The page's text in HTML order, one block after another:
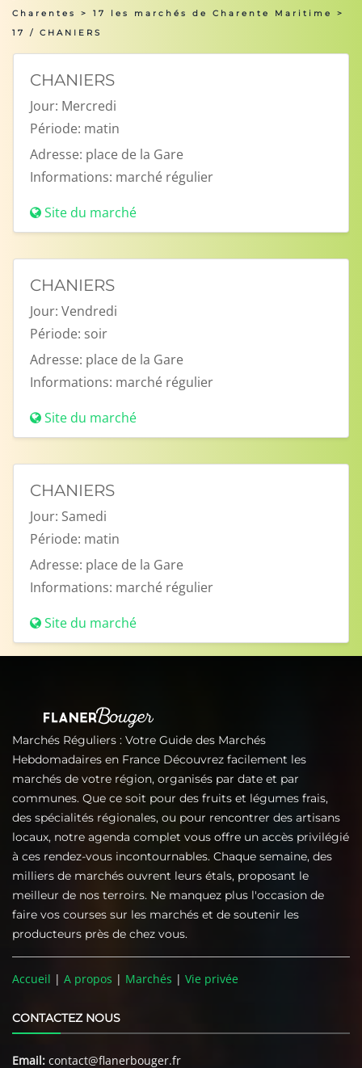
Charentes
> 17 les marchés de Charente Maritime
>
17 / CHANIERS
CHANIERS
Jour: Mercredi
Période: matin
Adresse: place de la Gare
Informations: marché régulier
Site du marché
CHANIERS
Jour: Vendredi
Période: soir
Adresse: place de la Gare
Informations: marché régulier
Site du marché
CHANIERS
Jour: Samedi
Période: matin
Adresse: place de la Gare
Informations: marché régulier
Site du marché
Marchés Réguliers : Votre Guide des Marchés
Hebdomadaires en France Découvrez facilement les
marchés de votre région, organisés par date et par
communes. Que ce soit pour des fruits et légumes frais,
des spécialités régionales, ou pour rencontrer des artisans
locaux, notre agenda complet vous offre un accès privilégié
à ces rendez-vous incontournables. Chaque semaine, des
milliers de marchés ouvrent leurs étals, proposant le
meilleur de nos terroirs. Ne manquez plus l'occasion de
faire vos courses sur les marchés et de soutenir les
producteurs près de chez vous.
Accueil | A propos | Marchés | Vie privée
CONTACTEZ NOUS
Email: contact@flanerbouger.fr